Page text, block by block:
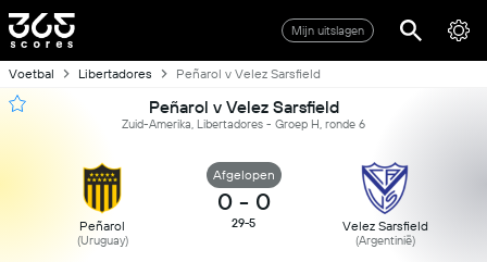
Mijn uitslagen
Voetbal Libertadores Peñarol v Velez Sarsfield
Peñarol v Velez Sarsfield
Zuid-Amerika, Libertadores - Groep H, ronde 6
Peñarol
(Uruguay)
Afgelopen
0 - 0
29-5 Velez Sarsfield
(Argentinië)